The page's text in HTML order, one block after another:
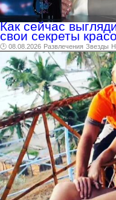
Как сейчас
свои секреты
🕑 08.08.2026 Развлечения Звезды